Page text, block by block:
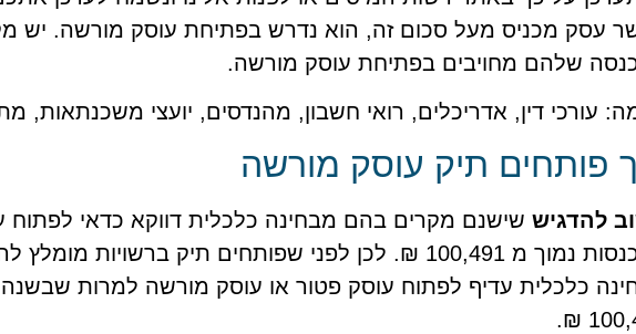
עסק מכניס מעל סכום זה, הוא נדרש בפתיחת עוסק מורשה. יש
שלהם מחויבים בפתיחת עוסק מורשה.
עורכי דין, אדריכלים, רואי חשבון, מהנדסים, יועצי משכנתאות,
פותחים תיק עוסק מורשה
להדגיש שישנם מקרים בהם מבחינה כלכלית דווקא כדאי
ההכנסות נמוך מ 100,491 ₪. לכן לפני שפותחים תיק
כלכלית עדיף לפתוח עוסק פטור או עוסק מורשה למרות